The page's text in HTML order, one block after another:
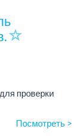
проверки
грамотная
Посмотреть >